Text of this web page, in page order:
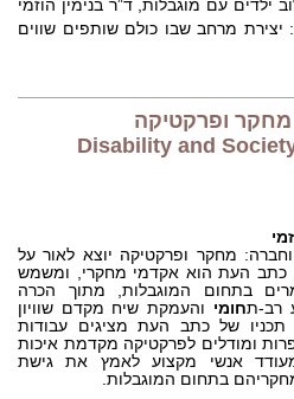
ילדים עם מוגבלות, ד”ר בנימין הוזמי
יצירת מרחב שבו כולם שותפים שווים
מחקר ופרקטיקה
Disability and
מחקר ופרקטיקה יוצא לאור על
כתב העת הוא אקדמי מחקרי, ומשמש
בתחום המוגבלות, מתוך הכרה
רב-תחומי והעמקת שיח מקדם שוויון
תכניו של כתב העת מציגים עבודות
ומודלים לפרקטיקה מקדמת איכות
אנשי מקצוע לאמץ את גישת
בתחום המוגבלות.